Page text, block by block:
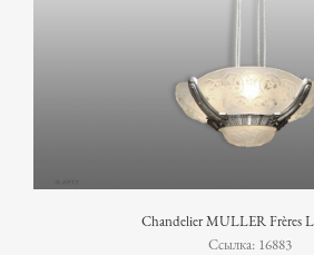
Chandelier MULLER Frères
Ссылка: 16883